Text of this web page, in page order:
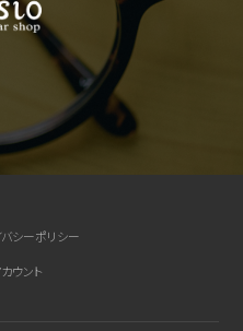
シーポリシー
ウント